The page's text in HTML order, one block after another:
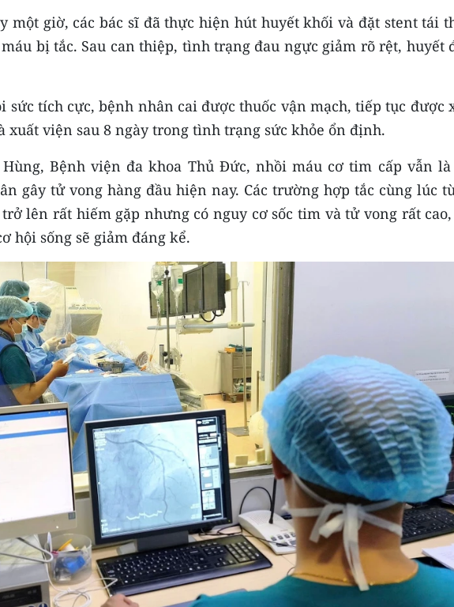
một giờ, các bác sĩ đã thực hiện hút huyết khối và đặt stent tái
bị tắc. Sau can thiệp, tình trạng đau ngực giảm rõ rệt, huyết
sức tích cực, bệnh nhân cai được thuốc vận mạch, tiếp tục được
xuất viện sau 8 ngày trong tình trạng sức khỏe ổn định.
Bệnh viện đa khoa Thủ Đức, nhồi máu cơ tim cấp vẫn
gây tử vong hàng đầu hiện nay. Các trường hợp tắc cùng lúc
lên rất hiếm gặp nhưng có nguy cơ sốc tim và tử vong rất
hội sống sẽ giảm đáng kể.